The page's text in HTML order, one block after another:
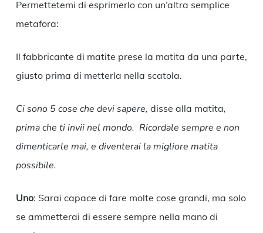
Permettetemi di esprimerlo con un’altra semplice
metafora:
Il fabbricante di matite prese la matita da una parte,
giusto prima di metterla nella scatola.
Ci sono 5 cose che devi sapere, disse alla matita,
prima che ti invii nel mondo. Ricordale sempre e non
dimenticarle mai, e diventerai la migliore matita
possibile.
Uno: Sarai capace di fare molte cose grandi, ma solo
se ammetterai di essere sempre nella mano di